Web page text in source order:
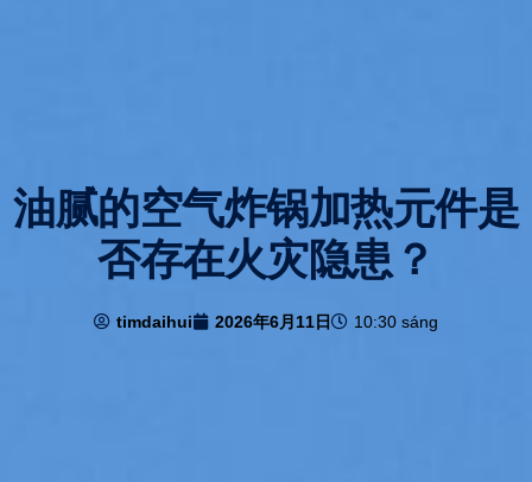
油腻的空气炸锅加热元件是
否存在火灾隐患？
timdaihui 2026年6月11日 10:30 sáng